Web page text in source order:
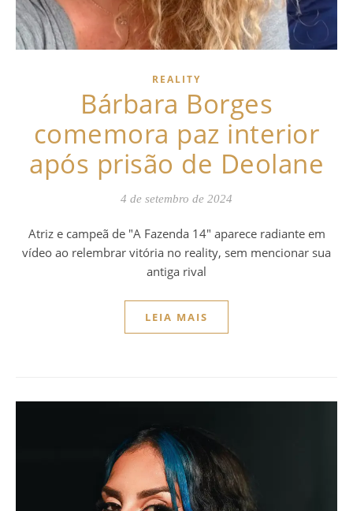
REALITY
Bárbara Borges
comemora paz interior
após prisão de Deolane
4 de setembro de 2024
Atriz e campeã de "A Fazenda 14" aparece radiante em
vídeo ao relembrar vitória no reality, sem mencionar sua
antiga rival
LEIA MAIS